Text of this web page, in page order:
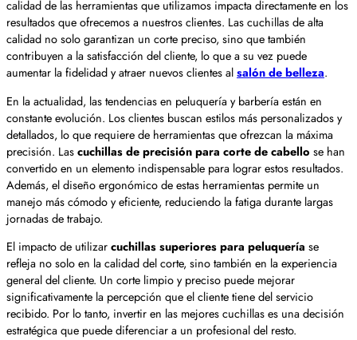
calidad de las herramientas que utilizamos impacta directamente en los
resultados que ofrecemos a nuestros clientes. Las cuchillas de alta
calidad no solo garantizan un corte preciso, sino que también
contribuyen a la satisfacción del cliente, lo que a su vez puede
aumentar la fidelidad y atraer nuevos clientes alsalón de belleza.
En la actualidad, las tendencias en peluquería y barbería están en
constante evolución. Los clientes buscan estilos más personalizados y
detallados, lo que requiere de herramientas que ofrezcan la máxima
precisión. Lascuchillas de precisión para corte de cabello se han
convertido en un elemento indispensable para lograr estos resultados.
Además, el diseño ergonómico de estas herramientas permite un
manejo más cómodo y eficiente, reduciendo la fatiga durante largas
jornadas de trabajo.
El impacto de utilizarcuchillas superiores para peluquería se
refleja no solo en la calidad del corte, sino también en la experiencia
general del cliente. Un corte limpio y preciso puede mejorar
significativamente la percepción que el cliente tiene del servicio
recibido. Por lo tanto, invertir en las mejores cuchillas es una decisión
estratégica que puede diferenciar a un profesional del resto.